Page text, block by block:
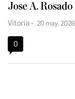
Jose A. Rosado
Vitoria 20 may.
0